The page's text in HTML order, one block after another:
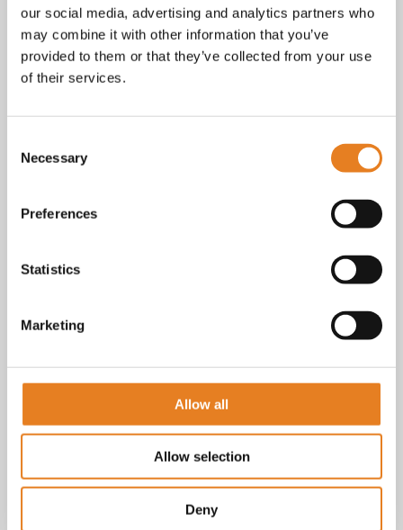
our social media, advertising and analytics partners who
may combine it with other information that you’ve
provided to them or that they’ve collected from your use
of their services.
Selection
Necessary
Preferences
Statistics
Marketing
Allow all
Allow selection
Deny
Bekijk onzeAlgemene voorwaarden. KvK nr.: 18068338.
Lees ook onze privacy encookiepolicy als je benieuwd
bent naar wat we met je gegevens doen.